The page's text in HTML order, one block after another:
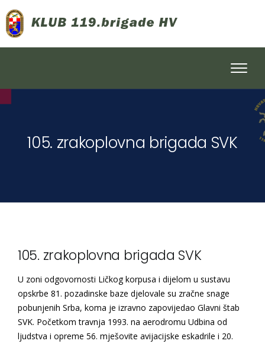
105. zrakoplovna brigada SVK
105. zrakoplovna brigada SVK
U zoni odgovornosti Ličkog korpusa i dijelom u sustavu
opskrbe 81. pozadinske baze djelovale su zračne snage
pobunjenih Srba, koma je izravno zapovijedao Glavni štab
SVK. Početkom travnja 1993. na aerodromu Udbina od
ljudstva i opreme 56. mješovite avijacijske eskadrile i 20.